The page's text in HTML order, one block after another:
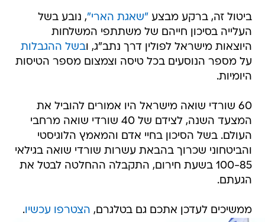
ביטול זה, ברקע מבצע "שאגת הארי", נובע בשל
העלייה בסיכון חייהם של משתתפי המשלחות
היוצאות מישראל לפולין דרך נתב"ג, ובשל ההגבלות
על מספר הנוסעים בכל טיסה וצמצום מספר הטיסות
היומיות.
60 שורדי שואה מישראל היו אמורים להוביל את
המצעד השנה, לצידם של 40 שורדי שואה מרחבי
העולם. בשל הסיכון בחיי אדם והמאמץ הלוגיסטי
והביטחוני שכרוך בהבאת עשרות שורדי שואה בגילאי
100-85 בשעת חירום, התקבלה ההחלטה לבטל את
הגעתם.
ממשיכים לעדכן אתכם גם בטלגרם, הצטרפו עכשיו.